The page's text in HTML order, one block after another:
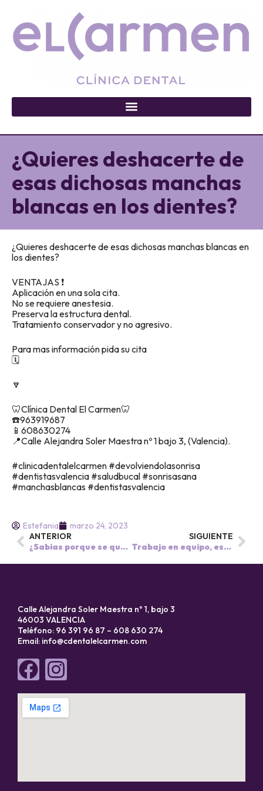
¿Quieres deshacerte de
esas dichosas manchas
blancas en los dientes?
¿Quieres deshacerte de esas dichosas manchas blancas en
los dientes?
VENTAJAS ❗️
Aplicación en una sola cita.
No se requiere anestesia.
Preserva la estructura dental.
Tratamiento conservador y no agresivo.
Para mas información pida su cita
🗓
🔽
🦷Clínica Dental El Carmen🦷
☎️963919687
📱608630274
📍Calle Alejandra Soler Maestra nº 1 bajo 3, (Valencia).
#clinicadentalelcarmen #devolviendolasonrisa
#dentistasvalencia #saludbucal #sonrisasana
#manchasblancas #dentistasvalencia
Estefania
marzo 24, 2023
ANTERIOR
¿Sabias porque se queman las fallas ? 🤪
SIGUIENTE
Trabajo en equipo, ese es nuestro lema 🤗!
Calle Alejandra Soler Maestra nº 1, bajo 3
46003 VALENCIA
Teléfono: 96 391 96 87 – 608 630 274
Email: info@cdentalelcarmen.com